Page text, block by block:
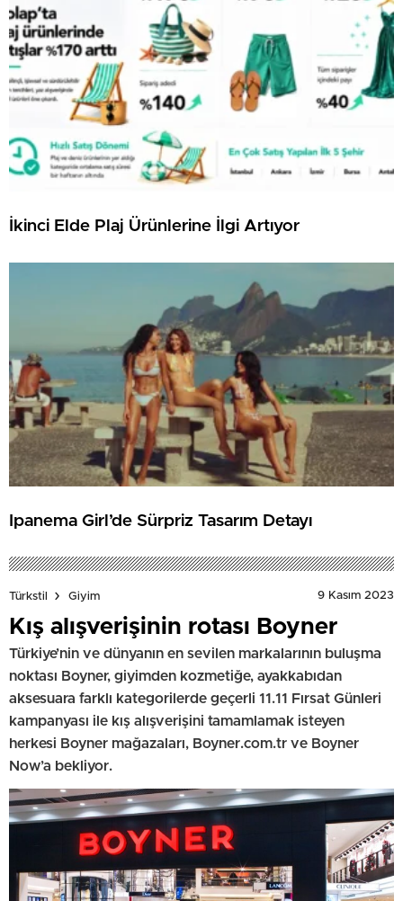
İkinci Elde Plaj Ürünlerine İlgi Artıyor
Ipanema Girl’de Sürpriz Tasarım Detayı
Türkstil Giyim 9 Kasım 2023
Kış alışverişinin rotası Boyner
Türkiye’nin ve dünyanın en sevilen markalarının buluşma
noktası Boyner, giyimden kozmetiğe, ayakkabıdan
aksesuara farklı kategorilerde geçerli 11.11 Fırsat Günleri
kampanyası ile kış alışverişini tamamlamak isteyen
herkesi Boyner mağazaları, Boyner.com.tr ve Boyner
Now’a bekliyor.